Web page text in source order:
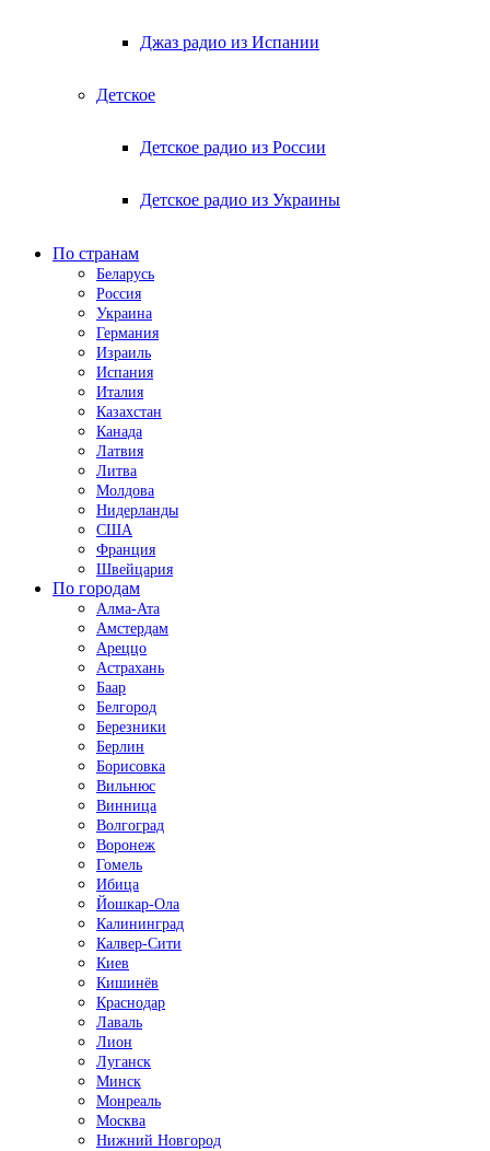
Джаз радио из Испании
Детское
Детское радио из России
Детское радио из Украины
По странам
Беларусь
Россия
Украина
Германия
Израиль
Испания
Италия
Казахстан
Канада
Латвия
Литва
Молдова
Нидерланды
США
Франция
Швейцария
По городам
Алма-Ата
Амстердам
Ареццо
Астрахань
Баар
Белгород
Березники
Берлин
Борисовка
Вильнюс
Винница
Волгоград
Воронеж
Гомель
Ибица
Йошкар-Ола
Калининград
Калвер-Сити
Киев
Кишинёв
Краснодар
Лаваль
Лион
Луганск
Минск
Монреаль
Москва
Нижний Новгород